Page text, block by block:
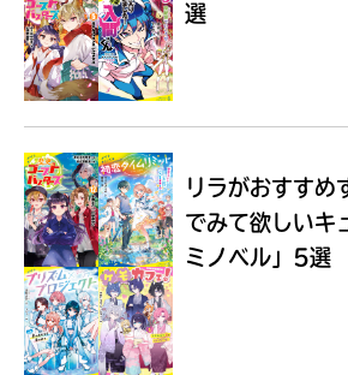
Loading..
選
リラがおすすめ
でみて欲しいキ
ミノベル」5選